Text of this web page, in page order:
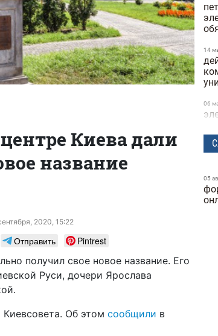
Киева дали
название
2020, 15:22
Отправить
Pintrest
получил свое новое название. Его
Руси, дочери Ярослава
Об этом сообщили в
14
06
21
25
05